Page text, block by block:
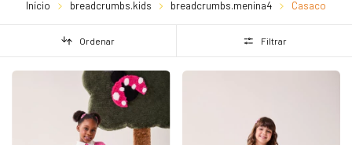
Início breadcrumbs.kids breadcrumbs.menina4 Casaco
Ordenar Filtrar